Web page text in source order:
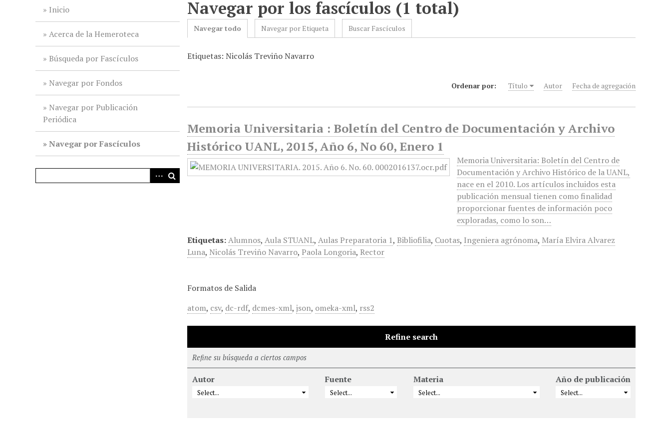
Inicio
Acerca de la Hemeroteca
Búsqueda por Fascículos
Navegar por Fondos
Navegar por Publicación
Periódica
Navegar por Fascículos
Navegar por los fascículos (1 total)
Navegar todo Navegar por Etiqueta Buscar Fascículos
Etiquetas: Nicolás Treviño Navarro
Ordenar por: Título Autor Fecha de agregación
Memoria Universitaria : Boletín del Centro de Documentación y Archivo
Histórico UANL, 2015, Año 6, No 60, Enero 1
Memoria Universitaria: Boletín del Centro de
Documentación y Archivo Histórico de la UANL,
nace en el 2010. Los artículos incluidos esta
publicación mensual tienen como finalidad
proporcionar fuentes de información poco
exploradas, como lo son…
Etiquetas:Alumnos,Aula STUANL,Aulas Preparatoria 1, Bibliofilia, Cuotas, Ingeniera agrónoma, María Elvira Alvarez
Luna, Nicolás Treviño Navarro, Paola Longoria, Rector
Formatos de Salida
atom, csv, dc-rdf, dcmes-xml,json, omeka-xml, rss2
Refine search
Refine su búsqueda a ciertos campos
Autor Fuente Materia Año de publicación